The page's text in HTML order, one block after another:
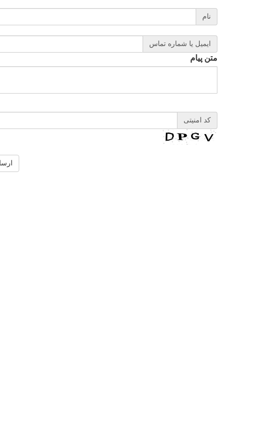
نام
ایمیل یا شماره تماس
متن پیام
کد امنیتی